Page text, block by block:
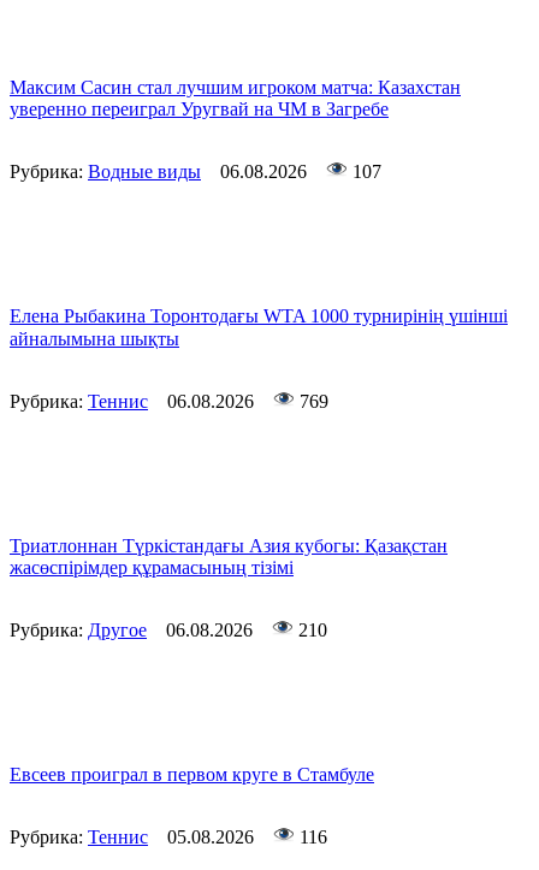
Максим Сасин стал лучшим игроком матча: Казахстан
уверенно переиграл Уругвай на ЧМ в Загребе
Рубрика: Водные виды 06.08.2026 107
Елена Рыбакина Торонтодағы WTA 1000 турнирінің үшінші
айналымына шықты
Рубрика: Теннис 06.08.2026 769
Триатлоннан Түркістандағы Азия кубогы: Қазақстан
жасөспірімдер құрамасының тізімі
Рубрика: Другое 06.08.2026 210
Евсеев проиграл в первом круге в Стамбуле
Рубрика: Теннис 05.08.2026 116